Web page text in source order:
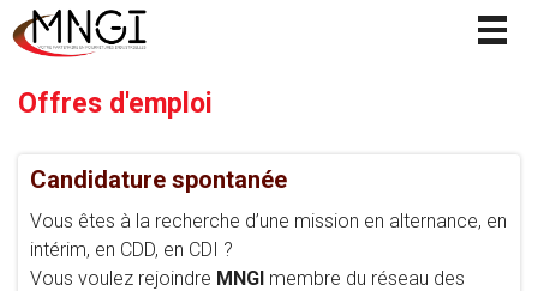
Offres d'emploi
Candidature spontanée
Vous êtes à la recherche d’une mission en alternance, en
intérim, en CDD, en CDI ?
Vous voulez rejoindre MNGI membre du réseau des